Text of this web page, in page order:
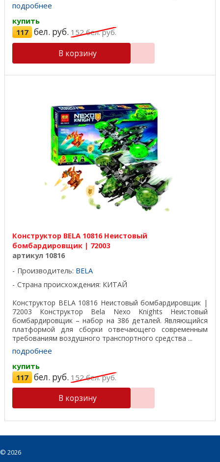
подробнее
купить
117 бел. руб. 152бел. руб.
В корзину
Конструктор BELA 10816 Неистовый
бомбардировщик | 72003
артикул 10816
Производитель: BELA
Страна происхождения: КИТАЙ
Конструктор BELA 10816 Неистовый бомбардировщик |
72003 Конструктор Bela Nexo Knights Неистовый
бомбардировщик – набор на 386 деталей. Являющийся
платформой для сборки отвечающего современным
требованиям воздушного транспортного средства ...
подробнее
купить
117 бел. руб. 152бел. руб.
В корзину
© 2026